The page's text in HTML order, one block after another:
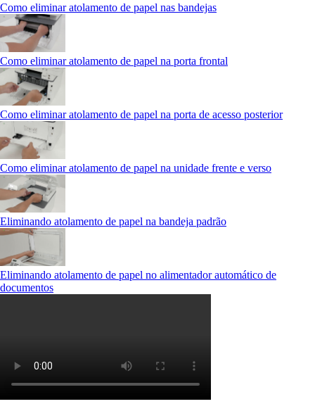
Como eliminar atolamento de papel nas bandejas
Como eliminar atolamento de papel na porta frontal
Como eliminar atolamento de papel na porta de acesso posterior
Como eliminar atolamento de papel na unidade frente e verso
Eliminando atolamento de papel na bandeja padrão
Eliminando atolamento de papel no alimentador automático de
documentos